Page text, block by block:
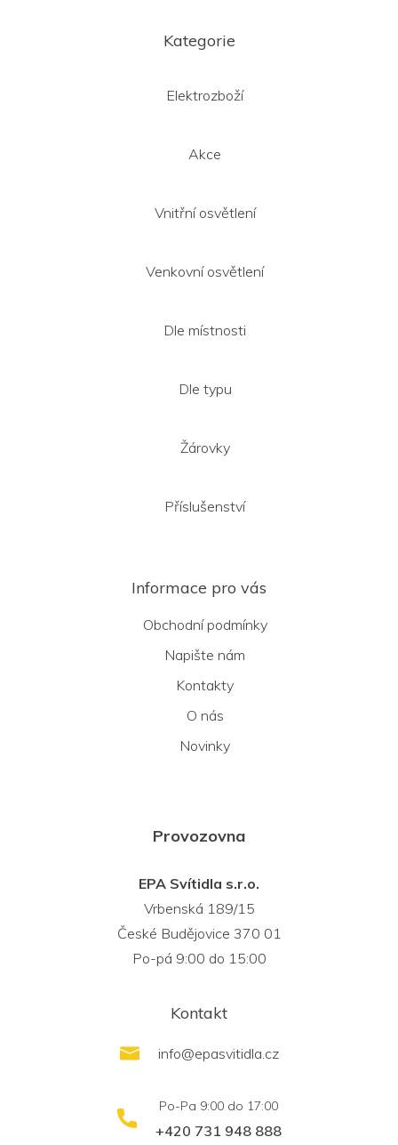
Kategorie
Elektrozboží
Akce
Vnitřní osvětlení
Venkovní osvětlení
Dle místnosti
Dle typu
Žárovky
Příslušenství
Informace pro vás
Obchodní podmínky
Napište nám
Kontakty
O nás
Novinky
Provozovna
EPA Svítidla s.r.o.
Vrbenská 189/15
České Budějovice 370 01
Po-pá 9:00 do 15:00
Kontakt
info@epasvitidla.cz
+420 731 948 888